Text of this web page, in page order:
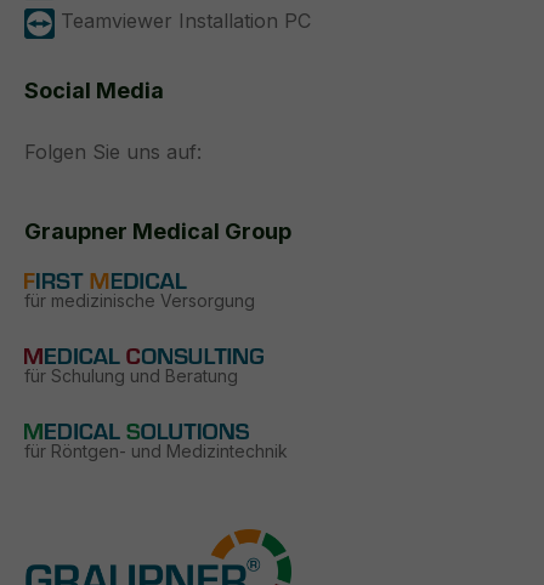
Teamviewer Installation PC
Social Media
Folgen Sie uns auf:
Graupner Medical Group
für medizinische Versorgung
für Schulung und Beratung
für Röntgen- und Medizintechnik